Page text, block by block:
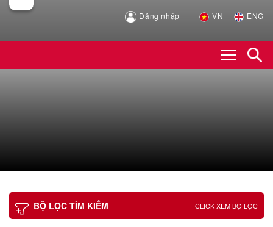
Đăng nhập VN ENG
BỘ LỌC TÌM KIẾM CLICK XEM BỘ LỌC